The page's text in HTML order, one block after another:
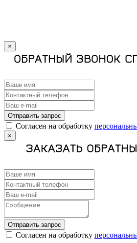
×
ОБРАТНЫЙ ЗВОНОК
Отправить запрос
Cогласен на обработку
×
ЗАКАЗАТЬ
Отправить запрос
Cогласен на обработку